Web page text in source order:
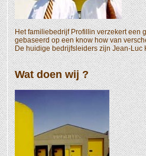
Het familiebedrijf Profillin verzekert een
gebaseerd op een know how van
De huidige bedrijfsleiders zijn Jean-
Wat doen wij ?